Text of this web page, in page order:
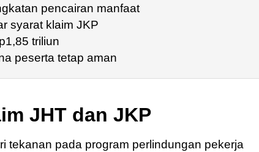
pencairan manfaat
syarat klaim JKP
triliun
peserta tetap aman
JHT dan JKP
tekanan pada program perlindungan pekerja